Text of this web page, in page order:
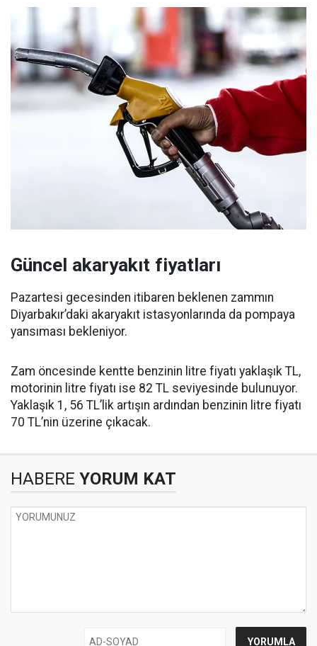
Güncel akaryakıt fiyatları
Pazartesi gecesinden itibaren beklenen zammın
Diyarbakır’daki akaryakıt istasyonlarında da pompaya
yansıması bekleniyor.
Zam öncesinde kentte benzinin litre fiyatı yaklaşık TL,
motorinin litre fiyatı ise 82 TL seviyesinde bulunuyor.
Yaklaşık 1, 56 TL’lik artışın ardından benzinin litre fiyatı
70 TL’nin üzerine çıkacak.
HABERE YORUM KAT